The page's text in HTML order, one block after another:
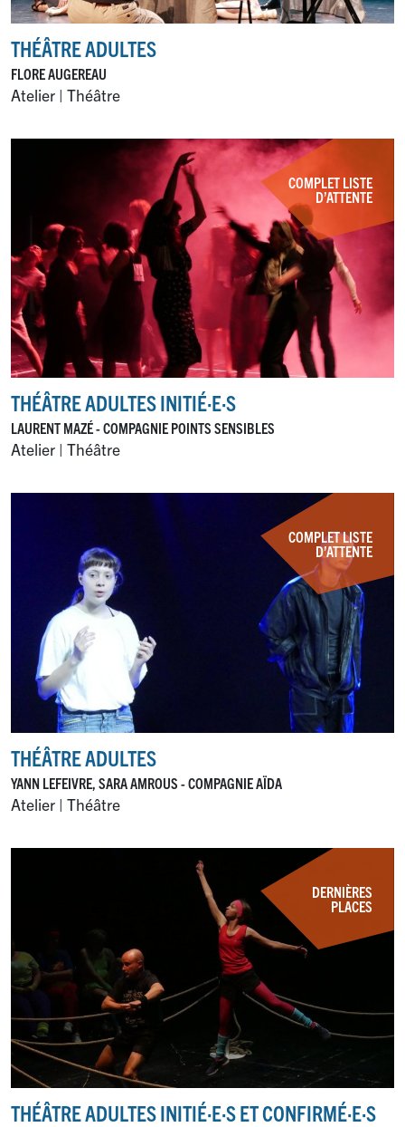
THÉÂTRE ADULTES
FLORE AUGEREAU
Atelier | Théâtre
COMPLET LISTE
D’ATTENTE
THÉÂTRE ADULTES INITIÉ·E·S
LAURENT MAZÉ - COMPAGNIE POINTS SENSIBLES
Atelier | Théâtre
COMPLET LISTE
D’ATTENTE
THÉÂTRE ADULTES
YANN LEFEIVRE, SARA AMROUS - COMPAGNIE AÏDA
Atelier | Théâtre
DERNIÈRES
PLACES
THÉÂTRE ADULTES INITIÉ·E·S ET CONFIRMÉ·E·S